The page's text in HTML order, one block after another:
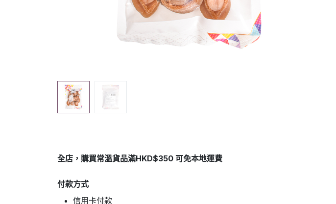
全店，購買常溫貨品滿HKD$350 可免本地運費
付款方式
信用卡付款